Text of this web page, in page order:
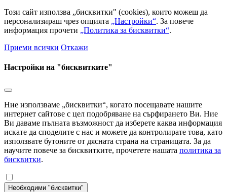
Този сайт използва „бисквитки" (cookies), които можеш да
персонализираш чрез опцията „Настройки“. За повече
информация прочети „Политика за бисквитки“.
Приеми всички Откажи
Настройки на "бисквитките"
Ние използваме „бисквитки“, когато посещавате нашите
интернет сайтове с цел подобряване на сърфирането Ви. Ние
Ви даваме пълната възможност да изберете каква информация
искате да споделите с нас и можете да контролирате това, като
използвате бутоните от дясната страна на страницата. За да
научите повече за бисквитките, прочетете нашата политика за
бисквитки.
Необходими "бисквитки"